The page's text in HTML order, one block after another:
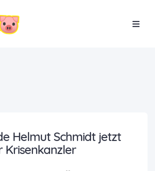
Helmut Schmidt jetzt
Krisenkanzler